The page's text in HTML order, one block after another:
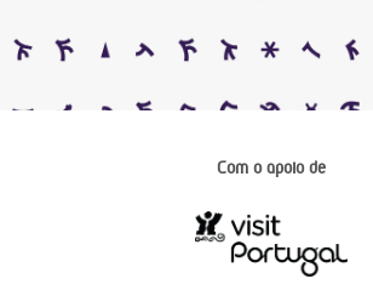
Com o apoio de